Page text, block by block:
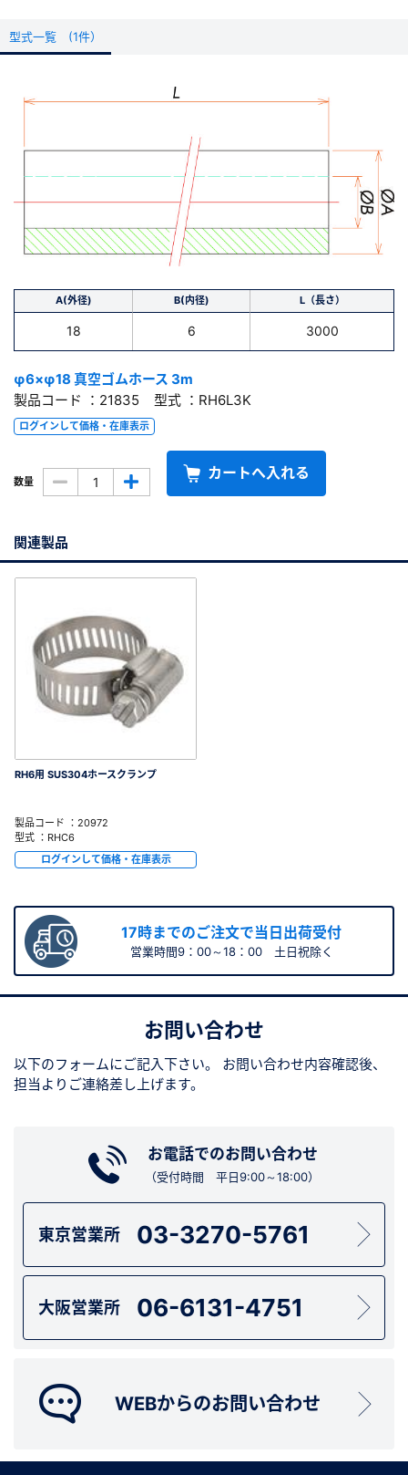
型式一覧 (1件）
A(外径) B(内径) L（長さ）
18 6 3000
φ6×φ18 真空ゴムホース 3m
製品コード ：21835 型式 ：RH6L3K
ログインして価格・在庫表示
数量 カートへ入れる
関連製品
RH6用 SUS304ホースクランプ
製品コード ：20972
型式 ：RHC6
ログインして価格・在庫表示
17時までのご注文で当日出荷受付
営業時間9：00～18：00 土日祝除く
お問い合わせ
以下のフォームにご記入下さい。
お問い合わせ内容確認後、
担当よりご連絡差し上げます。
お電話でのお問い合わせ
（受付時間 平日9:00～18:00）
東京営業所 03-3270-5761
大阪営業所 06-6131-4751
WEBからのお問い合わせ